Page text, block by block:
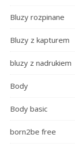
Bluzy rozpinane
Bluzy z kapturem
bluzy z nadrukiem
Body
Body basic
born2be free